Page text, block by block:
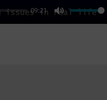
09:21
Mute